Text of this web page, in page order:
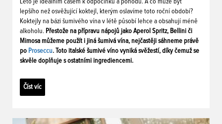
lepšího než osvěžující koktejl, kterým oslavíme toto roční období?
Koktejly na bázi šumivého vína v létě působí lehce a obsahují méně
alkoholu. Přestože na přípravu nápojů jako Aperol Spritz, Bellini či
Mimosa můžeme použít i jiná šumivá vína, nejčastěji sáhneme právě
po Proseccu. Toto italské šumivé víno vyniká svěžestí, díky čemuž se
skvěle doplňuje s ostatními ingrediencemi.
Číst víc